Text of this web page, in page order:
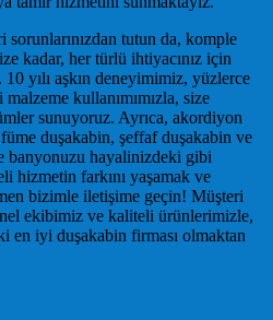
tutun da, komple
kadar, her türlü ihtiyacınız için
yılı aşkın deneyimimiz, yüzlerce
kullanımımızla, size
sunuyoruz. Ayrıca, akordiyon
duşakabin, şeffaf duşakabin ve
banyonuzu hayalinizdeki gibi
hizmetin farkını yaşamak ve
bizimle iletişime geçin! Müşteri
ekibimiz ve kaliteli ürünlerimizle,
en iyi duşakabin firması olmaktan